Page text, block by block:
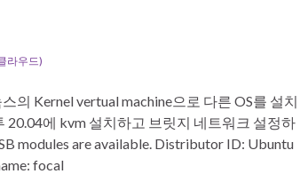
라우드)
Kernel vertual machine으로 다른 OS를 설치
20.04에 kvm 설치하고 브릿지 네트워크 설정하
modules are available. Distributor ID: Ubuntu
focal